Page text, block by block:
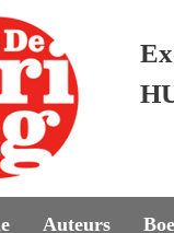
Auteurs